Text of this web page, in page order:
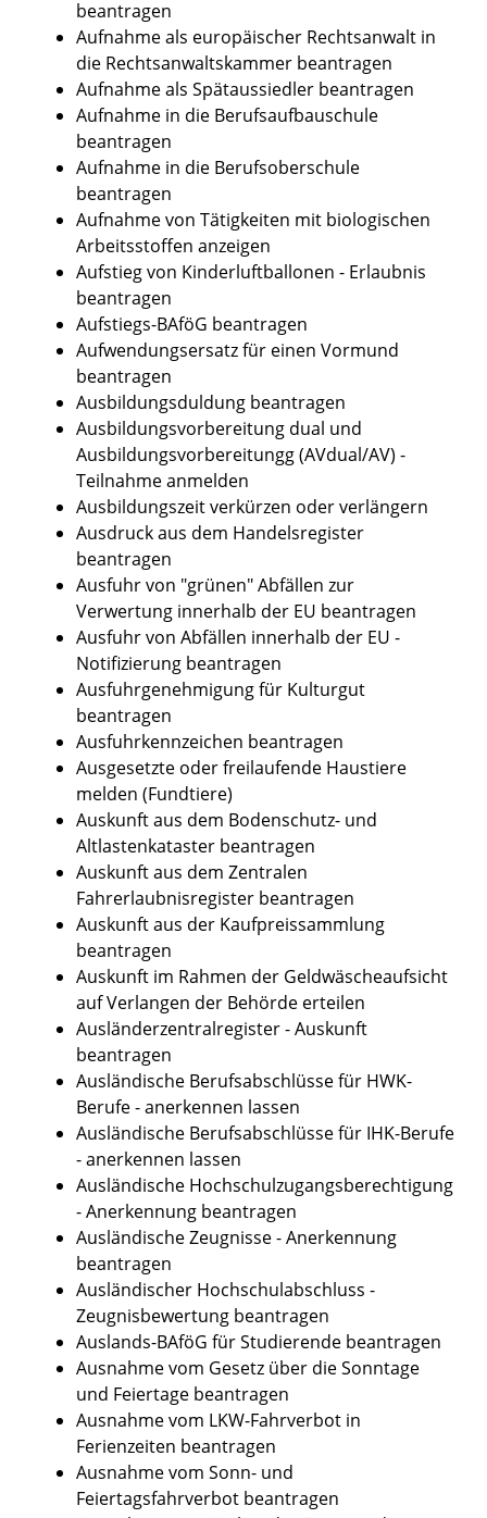
beantragen
Aufnahme als europäischer Rechtsanwalt in
die Rechtsanwaltskammer beantragen
Aufnahme als Spätaussiedler beantragen
Aufnahme in die Berufsaufbauschule
beantragen
Aufnahme in die Berufsoberschule
beantragen
Aufnahme von Tätigkeiten mit biologischen
Arbeitsstoffen anzeigen
Aufstieg von Kinderluftballonen - Erlaubnis
beantragen
Aufstiegs-BAföG beantragen
Aufwendungsersatz für einen Vormund
beantragen
Ausbildungsduldung beantragen
Ausbildungsvorbereitung dual und
Ausbildungsvorbereitungg (AVdual/AV) -
Teilnahme anmelden
Ausbildungszeit verkürzen oder verlängern
Ausdruck aus dem Handelsregister
beantragen
Ausfuhr von "grünen" Abfällen zur
Verwertung innerhalb der EU beantragen
Ausfuhr von Abfällen innerhalb der EU -
Notifizierung beantragen
Ausfuhrgenehmigung für Kulturgut
beantragen
Ausfuhrkennzeichen beantragen
Ausgesetzte oder freilaufende Haustiere
melden (Fundtiere)
Auskunft aus dem Bodenschutz- und
Altlastenkataster beantragen
Auskunft aus dem Zentralen
Fahrerlaubnisregister beantragen
Auskunft aus der Kaufpreissammlung
beantragen
Auskunft im Rahmen der Geldwäscheaufsicht
auf Verlangen der Behörde erteilen
Ausländerzentralregister - Auskunft
beantragen
Ausländische Berufsabschlüsse für HWK-
Berufe - anerkennen lassen
Ausländische Berufsabschlüsse für IHK-Berufe
- anerkennen lassen
Ausländische Hochschulzugangsberechtigung
- Anerkennung beantragen
Ausländische Zeugnisse - Anerkennung
beantragen
Ausländischer Hochschulabschluss -
Zeugnisbewertung beantragen
Auslands-BAföG für Studierende beantragen
Ausnahme vom Gesetz über die Sonntage
und Feiertage beantragen
Ausnahme vom LKW-Fahrverbot in
Ferienzeiten beantragen
Ausnahme vom Sonn- und
Feiertagsfahrverbot beantragen